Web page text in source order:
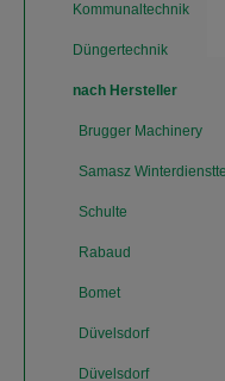
Kommunaltechnik
Düngertechnik
nach Hersteller
Brugger Machinery
Samasz
Schulte
Rabaud
Bomet
Düvelsdorf
Düvelsdorf